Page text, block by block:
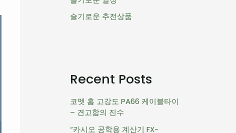
슬기로운 추전상품
Recent Posts
코멧 홈 고강도 PA66 케이블타이
– 견고함의 진수
“카시오 공학용 계산기 FX-